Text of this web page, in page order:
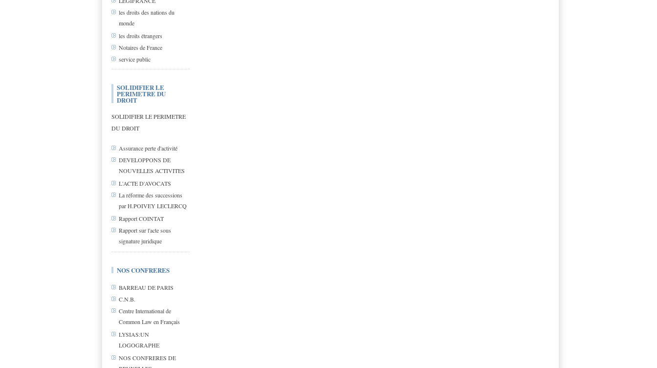
les droits des nations du
monde
les droits étrangers
Notaires de France
service public
SOLIDIFIER LE
PERIMETRE DU
DROIT
SOLIDIFIER LE PERIMETRE
DU DROIT
Assurance perte d'activité
DEVELOPPONS DE
NOUVELLES ACTIVITES
L'ACTE D'AVOCATS
La réforme des successions
par H.POIVEY LECLERCQ
Rapport COINTAT
Rapport sur l'acte sous
signature juridique
NOS CONFRERES
BARREAU DE PARIS
C.N.B.
Centre International de
Common Law en Français
LYSIAS:UN
LOGOGRAPHE
NOS CONFRERES DE